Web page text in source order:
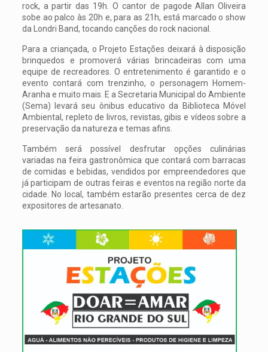
rock, a partir das 19h. O cantor de pagode Allan Oliveira
sobe ao palco às 20h e, para as 21h, está marcado o show
da Londri Band, tocando canções do rock nacional.
Para a criançada, o Projeto Estações deixará à disposição
brinquedos e promoverá várias brincadeiras com uma
equipe de recreadores. O entretenimento é garantido e o
evento contará com trenzinho, o personagem Homem-
Aranha e muito mais. E a Secretaria Municipal do Ambiente
(Sema) levará seu ônibus educativo da Biblioteca Móvel
Ambiental, repleto de livros, revistas, gibis e vídeos sobre a
preservação da natureza e temas afins.
Também será possível desfrutar opções culinárias
variadas na feira gastronômica que contará com barracas
de comidas e bebidas, vendidos por empreendedores que
já participam de outras feiras e eventos na região norte da
cidade. No local, também estarão presentes cerca de dez
expositores de artesanato.